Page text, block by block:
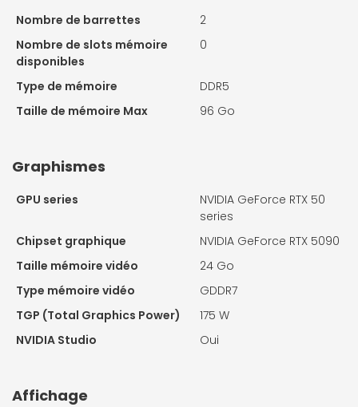
Nombre de barrettes
2
Nombre de slots mémoire
disponibles
0
Type de mémoire
DDR5
Taille de mémoire Max
96 Go
Graphismes
GPU series
NVIDIA GeForce RTX 50
series
Chipset graphique
NVIDIA GeForce RTX 5090
Taille mémoire vidéo
24 Go
Type mémoire vidéo
GDDR7
TGP (Total Graphics Power)
175 W
NVIDIA Studio
Oui
Affichage